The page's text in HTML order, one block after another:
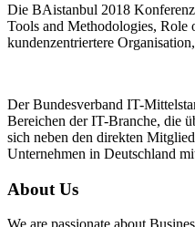
Die BAistanbul 2018
Tools and Methodologies, Role
kundenzentriertere
Der Bundesverband IT-
Bereichen der IT-Branche, die
sich neben den direkten
Unternehmen in Deutschland
About Us